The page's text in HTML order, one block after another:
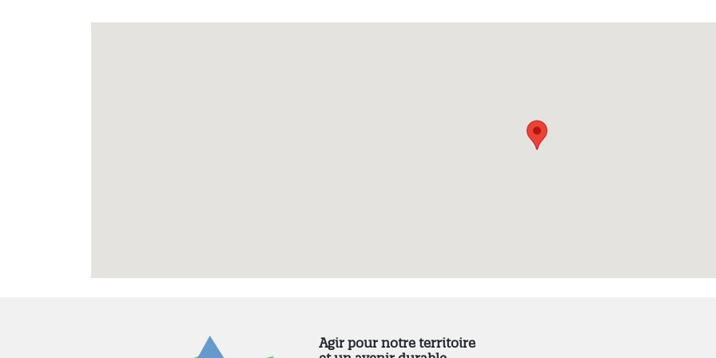
Agir pour notre territoire